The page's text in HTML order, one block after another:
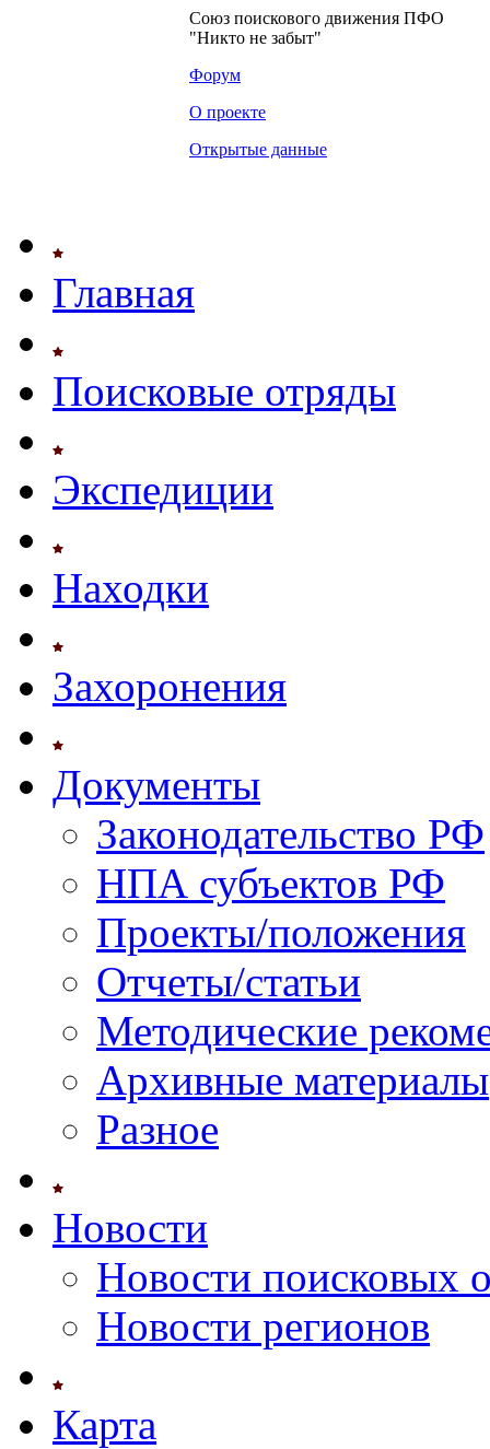
Союз поискового движения ПФО
"Никто не забыт"
Форум
О проекте
Открытые данные
Главная
Поисковые отряды
Экспедиции
Находки
Захоронения
Документы
Законодательство РФ
НПА субъектов РФ
Проекты/положения
Отчеты/статьи
Методические
Архивные материалы
Разное
Новости
Новости поисковых
Новости регионов
Карта